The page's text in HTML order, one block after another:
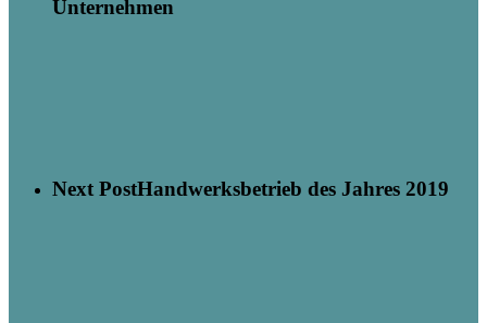
Unternehmen
Next PostHandwerksbetrieb des Jahres 2019